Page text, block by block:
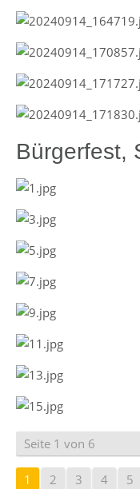
Bürgerfest,
Seite 1 von 6
1 2 3 4 5